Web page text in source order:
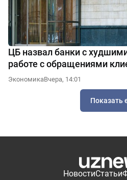
ЦБ назвал банки с
работе с обращениями
ЭкономикаВчера, 14:01
Показать
НовостиСтатьи